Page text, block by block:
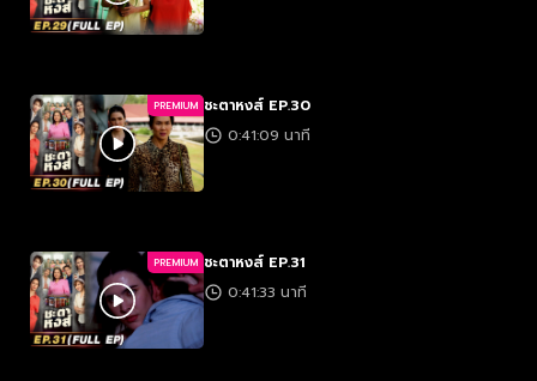
PREMIUM ชะตาหงส์ EP.30
0:41:09 นาที
PREMIUM ชะตาหงส์ EP.31
0:41:33 นาที